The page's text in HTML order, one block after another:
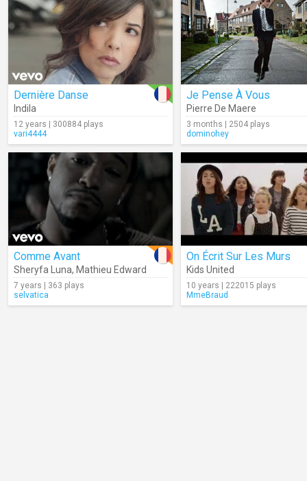
Dernière Danse
Indila
12 years | 300884 plays
vari4444
Je Pense À Vous
Pierre De Maere
3 months | 2504 plays
dominohey
Comme Avant
Sheryfa Luna, Mathieu Edward
7 years | 363 plays
selvatica
On Écrit Sur Les Murs
Kids United
10 years | 222015 plays
MmeBraud